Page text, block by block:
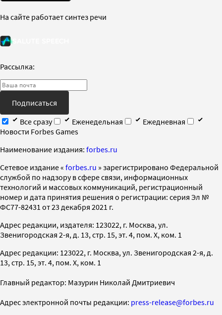
На сайте работает синтез речи
Рассылка:
Подписаться
Все сразу
Еженедельная
Ежедневная
Новости Forbes Games
Наименование издания: forbes.ru
Cетевое издание « forbes.ru » зарегистрировано Федеральной
службой по надзору в сфере связи, информационных
технологий и массовых коммуникаций, регистрационный
номер и дата принятия решения о регистрации: серия Эл №
ФС77-82431 от 23 декабря 2021 г.
Адрес редакции, издателя: 123022, г. Москва, ул.
Звенигородская 2-я, д. 13, стр. 15, эт. 4, пом. X, ком. 1
Адрес редакции: 123022, г. Москва, ул. Звенигородская 2-я, д.
13, стр. 15, эт. 4, пом. X, ком. 1
Главный редактор: Мазурин Николай Дмитриевич
Адрес электронной почты редакции: press-release@forbes.ru